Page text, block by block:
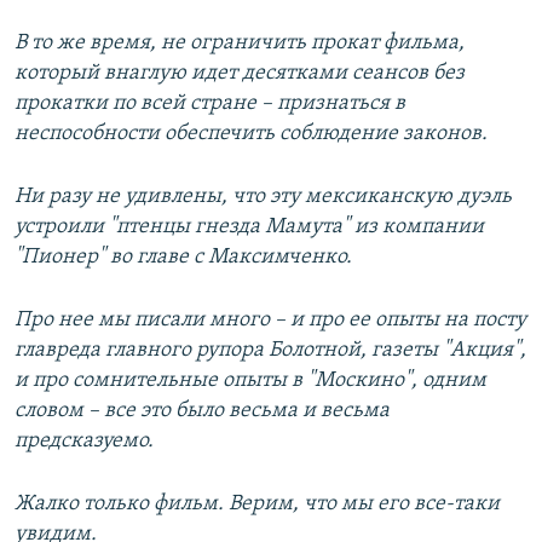
В то же время, не ограничить прокат фильма,
который внаглую идет десятками сеансов без
прокатки по всей стране – признаться в
неспособности обеспечить соблюдение законов.
Ни разу не удивлены, что эту мексиканскую дуэль
устроили "птенцы гнезда Мамута" из компании
"Пионер" во главе с Максимченко.
Про нее мы писали много – и про ее опыты на посту
главреда главного рупора Болотной, газеты "Акция",
и про сомнительные опыты в "Москино", одним
словом – все это было весьма и весьма
предсказуемо.
Жалко только фильм. Верим, что мы его все-таки
увидим.